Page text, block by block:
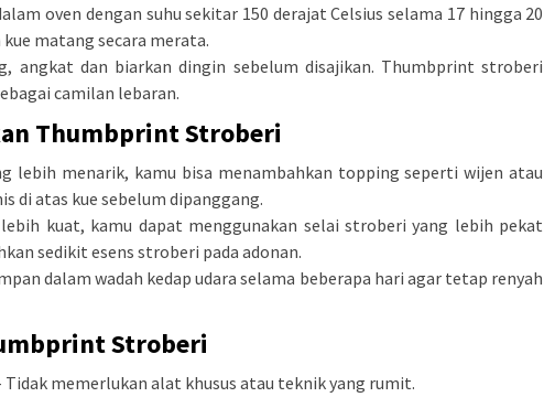
oven dengan suhu sekitar 150 derajat Celsius selama 17 hingga 20
matang secara merata.
angkat dan biarkan dingin sebelum disajikan. Thumbprint stroberi
camilan lebaran.
Thumbprint Stroberi
lebih menarik, kamu bisa menambahkan topping seperti wijen atau
di atas kue sebelum dipanggang.
kuat, kamu dapat menggunakan selai stroberi yang lebih pekat
sedikit esens stroberi pada adonan.
dalam wadah kedap udara selama beberapa hari agar tetap renyah
Stroberi
Tidak memerlukan alat khusus atau teknik yang rumit.